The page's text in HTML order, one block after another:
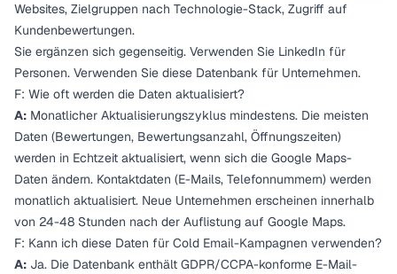
Websites, Zielgruppen nach Technologie-Stack, Zugriff auf
Kundenbewertungen.
Sie ergänzen sich gegenseitig. Verwenden Sie LinkedIn für
Personen. Verwenden Sie diese Datenbank für Unternehmen.
F: Wie oft werden die Daten aktualisiert?
A: Monatlicher Aktualisierungszyklus mindestens. Die meisten
Daten (Bewertungen, Bewertungsanzahl, Öffnungszeiten)
werden in Echtzeit aktualisiert, wenn sich die Google Maps-
Daten ändern. Kontaktdaten (E-Mails, Telefonnummern) werden
monatlich aktualisiert. Neue Unternehmen erscheinen innerhalb
von 24-48 Stunden nach der Auflistung auf Google Maps.
F: Kann ich diese Daten für Cold Email-Kampagnen verwenden?
A: Ja. Die Datenbank enthält GDPR/CCPA-konforme E-Mail-